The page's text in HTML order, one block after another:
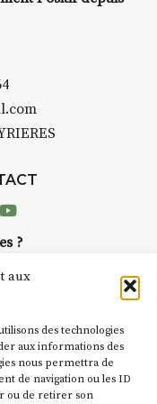
aux
des technologies
aux informations des
nous permettra de
de navigation ou les ID
ou de retirer son
galerie à
Le Fumoir n’est
permanente.
organise
. Des artistes et
d’Auzon. Le
de ces espaces
culturelles de
Caractère. Par
Cochon
comme en
Youtube
?
Strada